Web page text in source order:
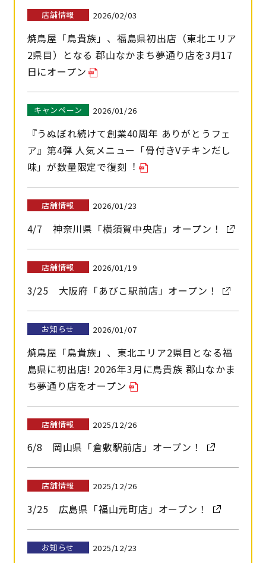
よくあるご質問・お問い合わせ
サイトのご利用にあたって
サイトマップ
店舗情報 2026/02/03
焼鳥屋「鳥貴族」、福島県初出店（東北エリア
2県目）となる 郡山なかまち夢通り店を3月17
日にオープン
キャンペーン 2026/01/26
『うぬぼれ続けて創業40周年 ありがとうフェ
ア』第4弾 ⼈気メニュー「⾻付きVチキンだし
味」が数量限定で復刻︕
店舗情報 2026/01/23
4/7 神奈川県「横須賀中央店」オープン！
店舗情報 2026/01/19
3/25 大阪府「あびこ駅前店」オープン！
お知らせ 2026/01/07
焼鳥屋「鳥貴族」、東北エリア2県目となる福
島県に初出店! 2026年3月に鳥貴族 郡山なかま
ち夢通り店をオープン
店舗情報 2025/12/26
6/8 岡山県「倉敷駅前店」オープン！
店舗情報 2025/12/26
3/25 広島県「福山元町店」オープン！
お知らせ 2025/12/23